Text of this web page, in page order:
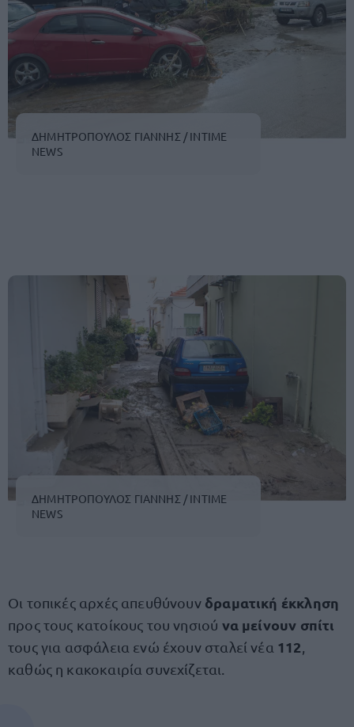
ΔΗΜΗΤΡΟΠΟΥΛΟΣ ΓΙΑΝΝΗΣ / INTIME
NEWS
ΔΗΜΗΤΡΟΠΟΥΛΟΣ ΓΙΑΝΝΗΣ / INTIME
NEWS
Οι τοπικές αρχές απευθύνουν δραματική έκκληση
προς τους κατοίκους του νησιού να μείνουν σπίτι
τους για ασφάλεια ενώ έχουν σταλεί νέα 112,
καθώς η κακοκαιρία συνεχίζεται.